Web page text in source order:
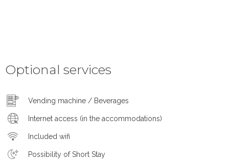
Optional services
Vending machine / Beverages
Internet access (in the accommodations)
Included wifi
Possibility of Short Stay